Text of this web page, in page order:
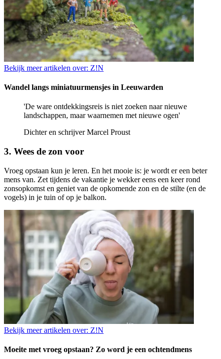
Bekijk meer artikelen over: Z!N
Wandel langs miniatuurmensjes in Leeuwarden
'De ware ontdekkingsreis is niet zoeken naar nieuwe
landschappen, maar waarnemen met nieuwe ogen'
Dichter en schrijver Marcel Proust
3. Wees de zon voor
Vroeg opstaan kun je leren. En het mooie is: je wordt er een beter
mens van. Zet tijdens de vakantie je wekker eens een keer rond
zonsopkomst en geniet van de opkomende zon en de stilte (en de
vogels) in je tuin of op je balkon.
Bekijk meer artikelen over: Z!N
Moeite met vroeg opstaan? Zo word je een ochtendmens